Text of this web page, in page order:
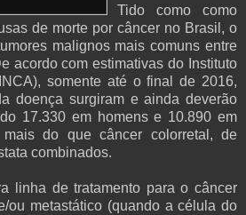
Tido como como
de morte por câncer no Brasil, o
malignos mais comuns entre
acordo com estimativas do Instituto
somente até o final de 2016,
doença surgiram e ainda deverão
17.330 em homens e 10.890 em
do que câncer colorretal, de
combinados.
linha de tratamento para o câncer
ou metastático (quando a célula do